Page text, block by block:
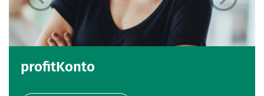
profitKonto